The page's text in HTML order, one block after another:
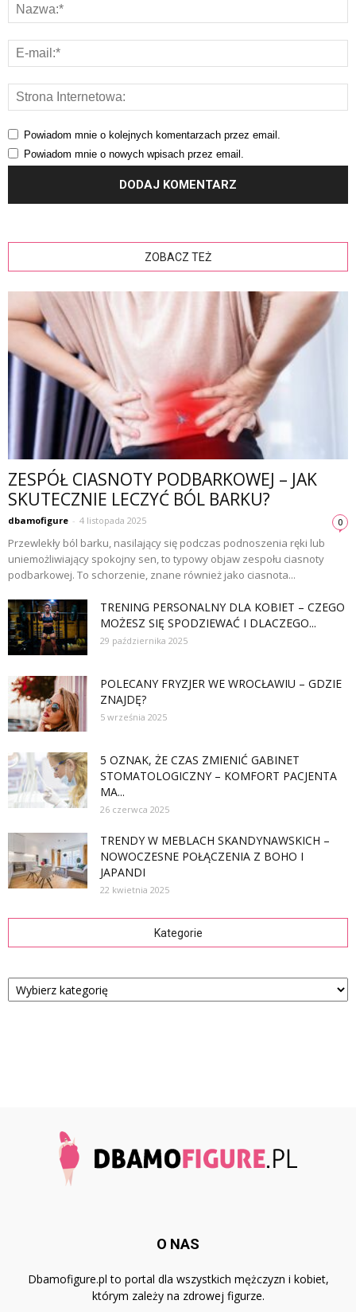
Powiadom mnie o kolejnych komentarzach przez email.
Powiadom mnie o nowych wpisach przez email.
ZOBACZ TEŻ
ZESPÓŁ CIASNOTY PODBARKOWEJ – JAK
SKUTECZNIE LECZYĆ BÓL BARKU?
dbamofigure - 4 listopada 2025 0
Przewlekły ból barku, nasilający się podczas podnoszenia ręki lub
uniemożliwiający spokojny sen, to typowy objaw zespołu ciasnoty
podbarkowej. To schorzenie, znane również jako ciasnota...
TRENING PERSONALNY DLA KOBIET – CZEGO
MOŻESZ SIĘ SPODZIEWAĆ I DLACZEGO...
29 października 2025
POLECANY FRYZJER WE WROCŁAWIU – GDZIE
ZNAJDĘ?
5 września 2025
5 OZNAK, ŻE CZAS ZMIENIĆ GABINET
STOMATOLOGICZNY – KOMFORT PACJENTA
MA...
26 czerwca 2025
TRENDY W MEBLACH SKANDYNAWSKICH –
NOWOCZESNE POŁĄCZENIA Z BOHO I
JAPANDI
22 kwietnia 2025
Kategorie
Kategorie
O NAS
Dbamofigure.pl to portal dla wszystkich mężczyzn i kobiet,
którym zależy na zdrowej figurze.